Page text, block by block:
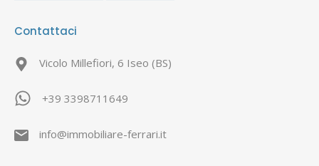
Contattaci
Vicolo Millefiori, 6 Iseo (BS)
+39 3398711649
info@immobiliare-ferrari.it